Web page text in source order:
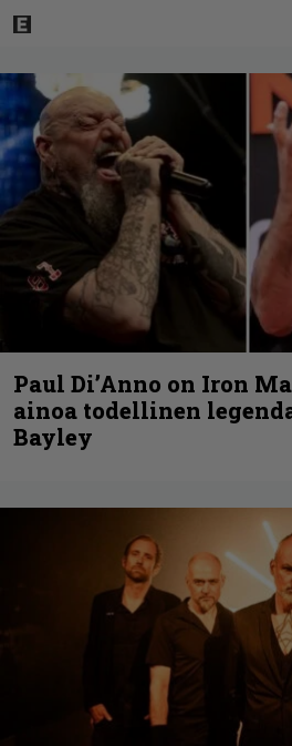
Paul Di’Anno on Iron
ainoa todellinen
Bayley